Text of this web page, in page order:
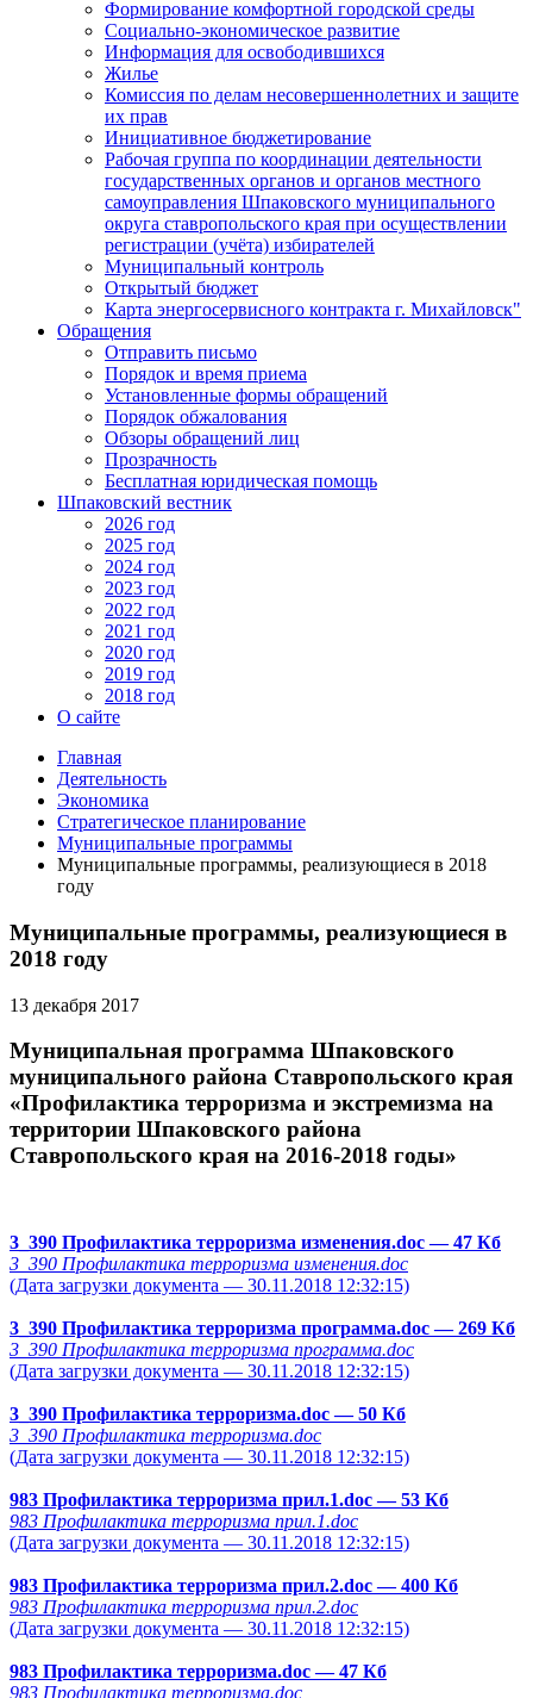
Формирование комфортной городской среды
Социально-экономическое развитие
Информация для освободившихся
Жилье
Комиссия по делам несовершеннолетних и защите
их прав
Инициативное бюджетирование
Рабочая группа по координации деятельности
государственных органов и органов местного
самоуправления Шпаковского муниципального
округа ставропольского края при осуществлении
регистрации (учёта) избирателей
Муниципальный контроль
Открытый бюджет
Карта энергосервисного контракта г. Михайловск"
Обращения
Отправить письмо
Порядок и время приема
Установленные формы обращений
Порядок обжалования
Обзоры обращений лиц
Прозрачность
Бесплатная юридическая помощь
Шпаковский вестник
2026 год
2025 год
2024 год
2023 год
2022 год
2021 год
2020 год
2019 год
2018 год
О сайте
Главная
Деятельность
Экономика
Стратегическое планирование
Муниципальные программы
Муниципальные программы, реализующиеся в 2018
году
Муниципальные программы, реализующиеся в
2018 году
13 декабря 2017
Муниципальная программа Шпаковского
муниципального района Ставропольского края
«Профилактика терроризма и экстремизма на
территории Шпаковского района
Ставропольского края на 2016-2018 годы»
3_390 Профилактика терроризма изменения.doc— 47 Кб
3_390 Профилактика терроризма изменения.doc
(Дата загрузки документа — 30.11.2018 12:32:15)
3_390 Профилактика терроризма программа.doc— 269 Кб
3_390 Профилактика терроризма программа.doc
(Дата загрузки документа — 30.11.2018 12:32:15)
3_390 Профилактика терроризма.doc— 50 Кб
3_390 Профилактика терроризма.doc
(Дата загрузки документа — 30.11.2018 12:32:15)
983 Профилактика терроризма прил.1.doc— 53 Кб
983 Профилактика терроризма прил.1.doc
(Дата загрузки документа — 30.11.2018 12:32:15)
983 Профилактика терроризма прил.2.doc— 400 Кб
983 Профилактика терроризма прил.2.doc
(Дата загрузки документа — 30.11.2018 12:32:15)
983 Профилактика терроризма.doc— 47 Кб
983 Профилактика терроризма.doc